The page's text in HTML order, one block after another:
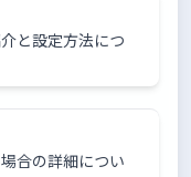
と設定方法につ
合の詳細につい